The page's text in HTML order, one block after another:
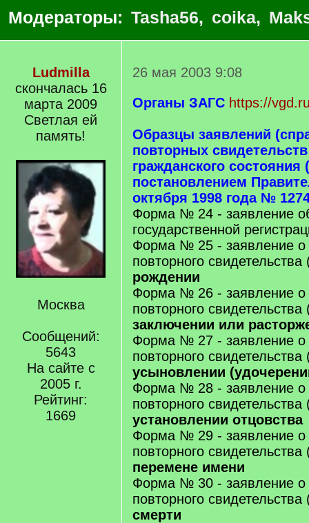
Модераторы: Tasha56, coika,
Ludmilla
скончалась 16
марта 2009
Светлая ей
память!
Москва
Сообщений:
5643
На сайте с
2005 г.
Рейтинг:
1669
26 мая 2003 9:08
Органы ЗАГС https://
Образцы заявлений
повторных свидетельств
гражданского
постановлением
октября 1998 года №
Форма № 24 - заявление
государственной
Форма № 25 - заявление о
повторного
рождении
Форма № 26 - заявление о
повторного
заключении или
Форма № 27 - заявление о
повторного
усыновлении
Форма № 28 - заявление о
повторного
установлении отцовства
Форма № 29 - заявление о
повторного
перемене имени
Форма № 30 - заявление о
повторного
смерти